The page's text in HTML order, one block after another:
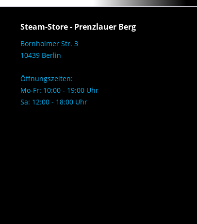
Steam-Store - Prenzlauer Berg
Bornholmer Str. 3
10439 Berlin
Öffnungszeiten:
Mo-Fr: 10:00 - 19:00 Uhr
Sa: 12:00 - 18:00 Uhr